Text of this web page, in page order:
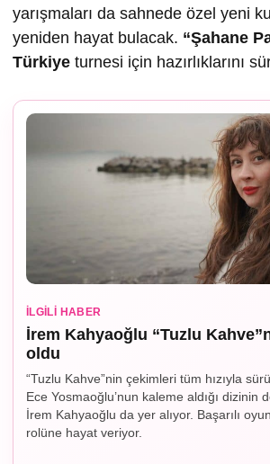
yarışmaları da sahnede özel yeni
yeniden hayat bulacak. “Şahane
Türkiye turnesi için hazırlıklarını
İLGILI HABER
İrem Kahyaoğlu “Tuzlu
oldu
“Tuzlu Kahve”nin çekimleri tüm hızıyla
Ece Yosmaoğlu’nun kaleme aldığı dizinin
İrem Kahyaoğlu da yer alıyor. Başarılı
rolüne hayat veriyor.